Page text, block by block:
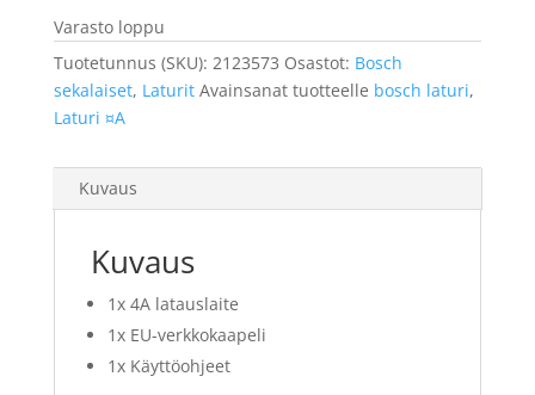
Varasto loppu
Tuotetunnus (SKU): 2123573 Osastot: Bosch
sekalaiset, Laturit Avainsanat tuotteelle bosch laturi,
Laturi ¤A
Kuvaus
Kuvaus
1x 4A latauslaite
1x EU-verkkokaapeli
1x Käyttöohjeet